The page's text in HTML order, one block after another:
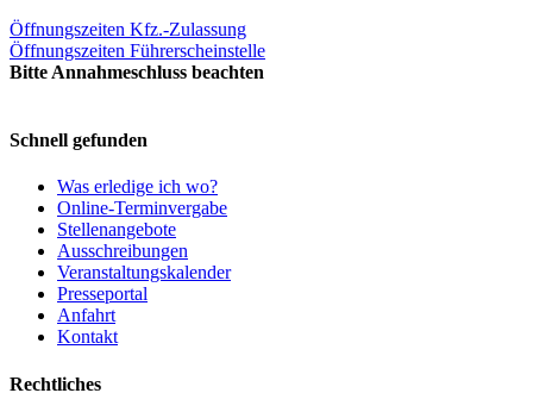
Öffnungszeiten Kfz.-Zulassung
Öffnungszeiten Führerscheinstelle
Bitte Annahmeschluss beachten
Schnell gefunden
Was erledige ich wo?
Online-Terminvergabe
Stellenangebote
Ausschreibungen
Veranstaltungskalender
Presseportal
Anfahrt
Kontakt
Rechtliches